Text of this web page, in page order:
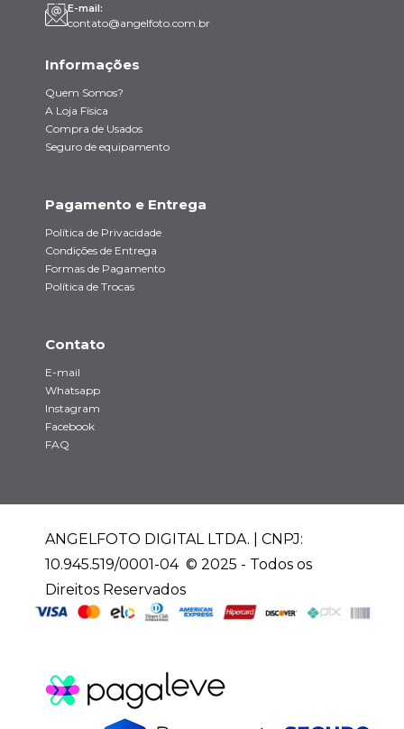
E-mail:
contato@angelfoto.com.br
Informações
Quem Somos?
A Loja Física
Compra de Usados
Seguro de equipamento
Pagamento e Entrega
Política de Privacidade
Condições de Entrega
Formas de Pagamento
Política de Trocas
Contato
E-mail
Whatsapp
Instagram
Facebook
FAQ
ANGELFOTO DIGITAL LTDA. | CNPJ:
10.945.519/0001-04 © 2025 - Todos os
Direitos Reservados